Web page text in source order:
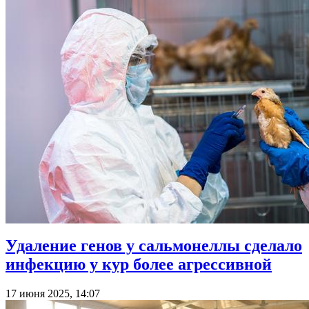
Удаление генов у сальмонеллы сделало
инфекцию у кур более агрессивной
17 июня 2025, 14:07